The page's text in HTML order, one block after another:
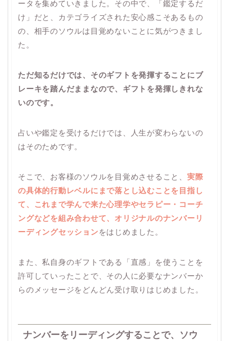
ータを集めていきました。その中で、「鑑定するだ
け」だと、カテゴライズされた安心感こそあるもの
の、相手のソウルは目覚めないことに気がつきまし
た。
ただ知るだけでは、そのギフトを発揮することにブ
レーキを踏んだままなので、ギフトを発揮しきれな
いのです。
占いや鑑定を受けるだけでは、人生が変わらないの
はそのためです。
そこで、お客様のソウルを目覚めさせること、 実際
の具体的行動レベルにまで落とし込むことを目指し
て、これまで学んで来た心理学やセラピー・コーチ
ングなどを組み合わせて、オリジナルのナンバーリ
ーディングセッションをはじめました。
また、私自身のギフトである「直感」を使うことを
許可していったことで、その人に必要なナンバーか
らのメッセージをどんどん受け取りはじめました。
ナンバーをリーディングすることで、ソウ